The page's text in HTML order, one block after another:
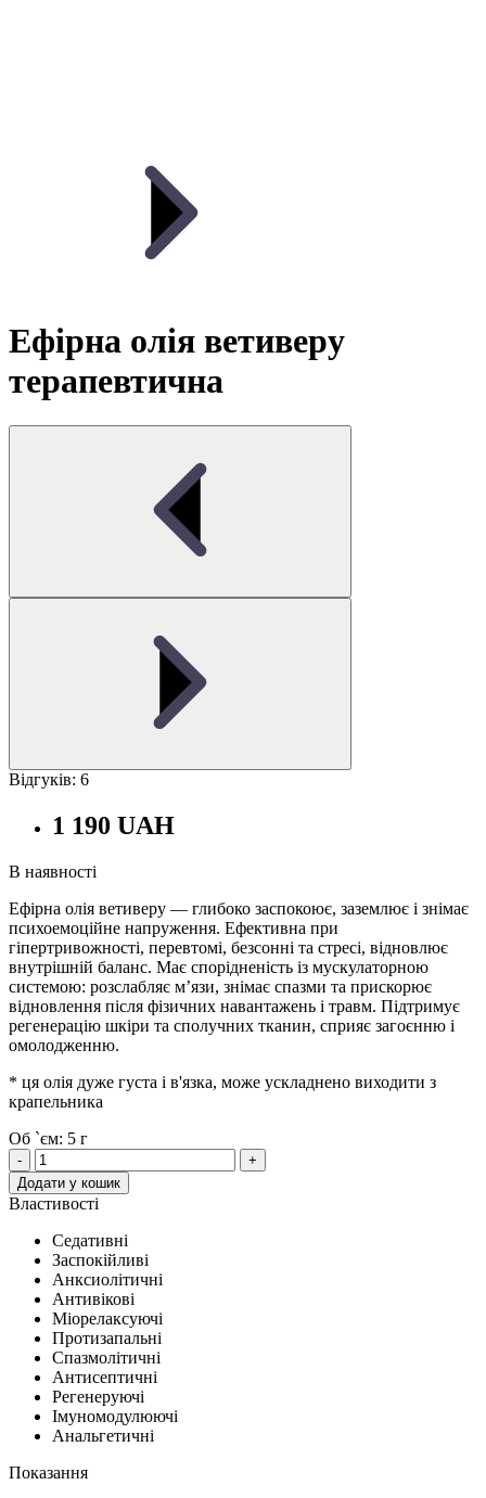
Ефірна олія ветиверу
терапевтична
Відгуків: 6
1 190 UAH
В наявності
Ефірна олія ветиверу — глибоко заспокоює, заземлює і знімає
психоемоційне напруження. Ефективна при
гіпертривожності, перевтомі, безсонні та стресі, відновлює
внутрішній баланс. Має спорідненість із мускулаторною
системою: розслабляє м’язи, знімає спазми та прискорює
відновлення після фізичних навантажень і травм. Підтримує
регенерацію шкіри та сполучних тканин, сприяє загоєнню і
омолодженню.
* ця олія дуже густа і в'язка, може ускладнено виходити з
крапельника
Об `єм: 5 г
-
+
Додати у кошик
Властивості
Седативні
Заспокійливі
Анксиолітичні
Антивікові
Міорелаксуючі
Протизапальні
Спазмолітичні
Антисептичні
Регенеруючі
Імуномодулюючі
Анальгетичні
Показання